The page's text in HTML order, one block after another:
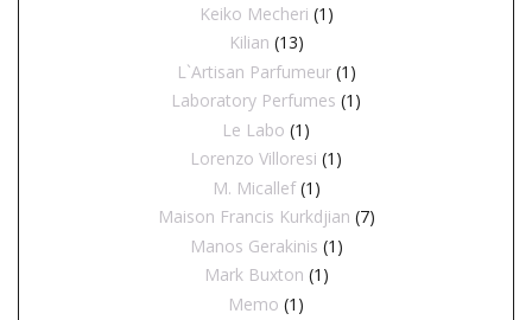
Keiko Mecheri (1)
Kilian (13)
L`Artisan Parfumeur (1)
Laboratory Perfumes (1)
Le Labo (1)
Lorenzo Villoresi (1)
M. Micallef (1)
Maison Francis Kurkdjian (7)
Manos Gerakinis (1)
Mark Buxton (1)
Memo (1)